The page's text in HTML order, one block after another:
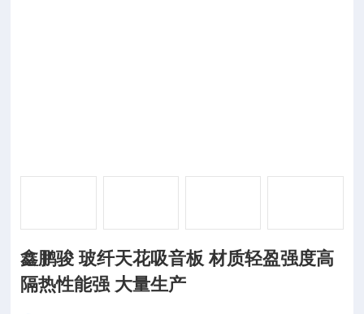
鑫鹏骏 玻纤天花吸音板 材质轻盈强度高
隔热性能强 大量生产